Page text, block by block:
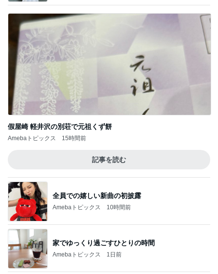
假屋崎 軽井沢の別荘で元祖くず餅
Amebaトピックス 15時間前
記事を読む
全員での嬉しい新曲の初披露
Amebaトピックス 10時間前
家でゆっくり過ごすひとりの時間
Amebaトピックス 1日前